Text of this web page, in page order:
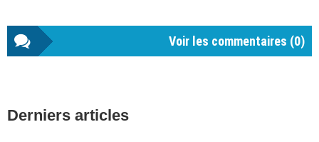
Voir les commentaires (0)
latérale
Derniers articles